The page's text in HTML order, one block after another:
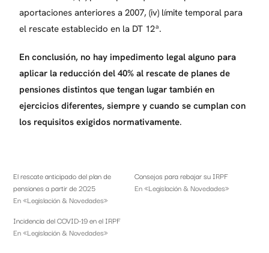
aportaciones anteriores a 2007, (iv) límite temporal para
el rescate establecido en la DT 12ª.
En conclusión, no hay impedimento legal alguno para
aplicar la reducción del 40% al rescate de planes de
pensiones distintos que tengan lugar también en
ejercicios diferentes, siempre y cuando se cumplan con
los requisitos exigidos normativamente.
El rescate anticipado del plan de
pensiones a partir de 2025
En «Legislación & Novedades»
Consejos para rebajar su IRPF
En «Legislación & Novedades»
Incidencia del COVID-19 en el IRPF
En «Legislación & Novedades»